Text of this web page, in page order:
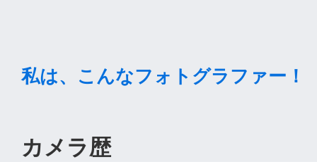
私は、こんなフォトグラファー！
カメラ歴